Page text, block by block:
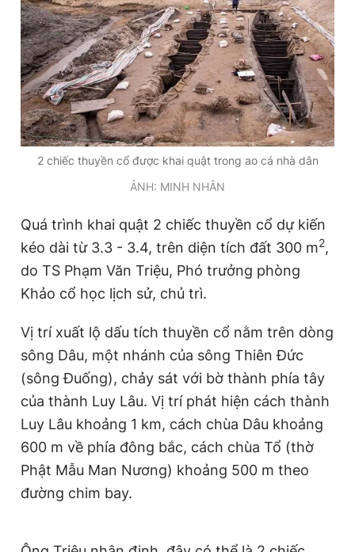
2 chiếc thuyền cổ được khai quật trong ao cá nhà dân
ẢNH: MINH NHÂN
Quá trình khai quật 2 chiếc thuyền cổ dự kiến
kéo dài từ 3.3 - 3.4, trên diện tích đất 300 m2,
do TS Phạm Văn Triệu, Phó trưởng phòng
Khảo cổ học lịch sử, chủ trì.
Vị trí xuất lộ dấu tích thuyền cổ nằm trên dòng
sông Dâu, một nhánh của sông Thiên Đức
(sông Đuống), chảy sát với bờ thành phía tây
của thành Luy Lâu. Vị trí phát hiện cách thành
Luy Lâu khoảng 1 km, cách chùa Dâu khoảng
600 m về phía đông bắc, cách chùa Tổ (thờ
Phật Mẫu Man Nương) khoảng 500 m theo
đường chim bay.